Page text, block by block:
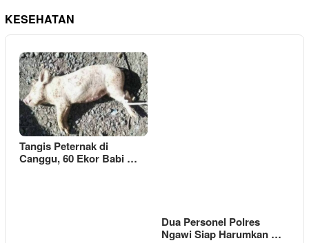
KESEHATAN
Tangis Peternak di
Canggu, 60 Ekor Babi …
Dua Personel Polres
Ngawi Siap Harumkan …